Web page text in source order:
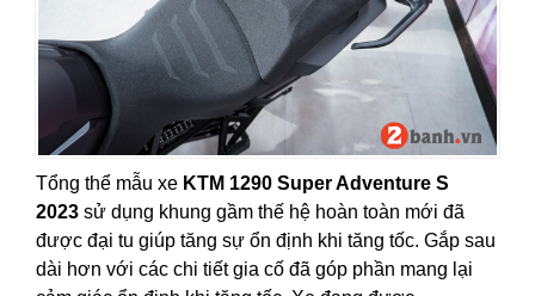
Tổng thể mẫu xe KTM 1290 Super Adventure S
2023 sử dụng khung gầm thế hệ hoàn toàn mới đã
được đại tu giúp tăng sự ổn định khi tăng tốc. Gắp sau
dài hơn với các chi tiết gia cố đã góp phần mang lại